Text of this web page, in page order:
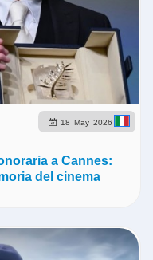
18 May 2026
a Cannes:
del cinema